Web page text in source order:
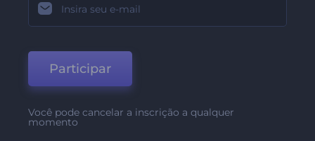
Participar
Você pode cancelar a inscrição a qualquer
momento